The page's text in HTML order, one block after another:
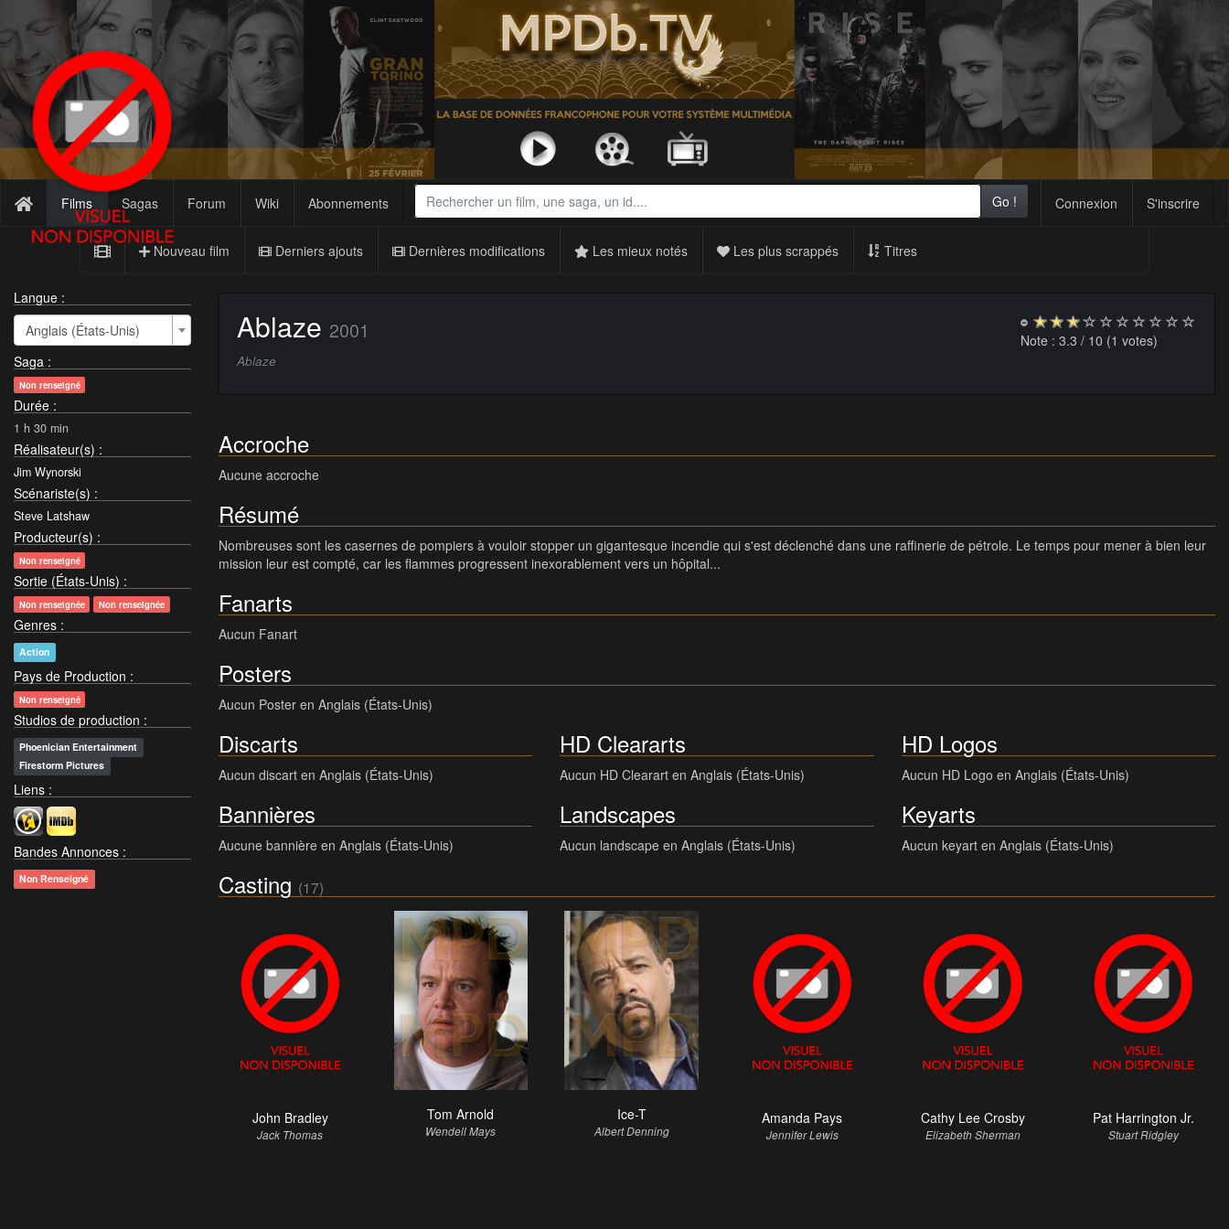
Films Sagas Forum Wiki Abonnements Connexion S'inscrire
Go !
Nouveau film Derniers ajouts Dernières modifications Les mieux notés Les plus scrappés Titres
Langue :
Anglais (États-Unis)
Saga :
Non renseigné
Durée :
1 h 30 min
Réalisateur(s) :
Jim Wynorski
Scénariste(s) :
Steve Latshaw
Producteur(s) :
Non renseigné
Sortie (États-Unis) :
Non renseignée Non renseignée
Genres :
Action
Pays de Production :
Non renseigné
Studios de production :
Phoenician Entertainment
Firestorm Pictures
Liens :
Bandes Annonces :
Non Renseigné
Note : 3.3 / 10 (1 votes)
Ablaze 2001
Ablaze
Accroche
Aucune accroche
Résumé
Nombreuses sont les casernes de pompiers à vouloir stopper un gigantesque incendie qui s'est déclenché dans une raffinerie de pétrole. Le temps pour mener à bien leur
mission leur est compté, car les flammes progressent inexorablement vers un hôpital...
Fanarts
Aucun Fanart
Posters
Aucun Poster en Anglais (États-Unis)
Discarts
Aucun discart en Anglais (États-Unis)
HD Cleararts
Aucun HD Clearart en Anglais (États-Unis)
HD Logos
Aucun HD Logo en Anglais (États-Unis)
Bannières
Aucune bannière en Anglais (États-Unis)
Landscapes
Aucun landscape en Anglais (États-Unis)
Keyarts
Aucun keyart en Anglais (États-Unis)
Casting (17)
John Bradley
Jack Thomas
Tom Arnold
Wendell Mays
Ice-T
Albert Denning
Amanda Pays
Jennifer Lewis
Cathy Lee Crosby
Elizabeth Sherman
Pat Harrington Jr.
Stuart Ridgley